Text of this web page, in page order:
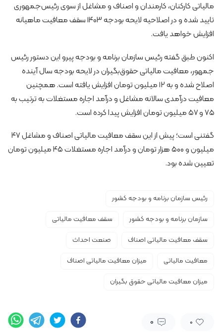
مالیاتی کارکنان، کارمندان و اصناف و مشاغل از سوی رئیس‌جمهوری
تایید شده و در اصلاحیه لایحه بودجه ۱۴۰۳ سقف معافیت ماهیانه
افزایش خواهد یافت.
اکنون طبق گفته رئیس سازمان برنامه و بودجه پیرو این دستور رئیس
جمهور، معافیت مالیاتی حقوق‌بگیران در لایحه بودجه سال آینده
اصلاح شده و به ۱۲ میلیون تومان افزایش یافته است. همچنین
معافیت درآمدی سالانه مشاغل و درآمد اجاره مستغلات به ترتیب به
۷۵ و ۵۷ میلیون تومان افزایش پیدا کرده است.
گفتنی است؛ پیش از این سقف معافیت مالیاتی اصناف و مشاغل ۴۷
میلیون و ۵۰۰ هزار تومان و درآمد اجاره مستغلات ۴۵ میلیون تومان
تعیین شده بود.
رئیس سازمان برنامه و بودجه کشور
سازمان برنامه و بودجه کشور
سقف معافیت مالیاتی
سقف معافیت مالیاتی اصناف
صنعت احداث
معافیت مالیاتی
میزان معافیت مالیاتی اصناف
میزان معافیت مالیاتی حقوق بگیران
0
0